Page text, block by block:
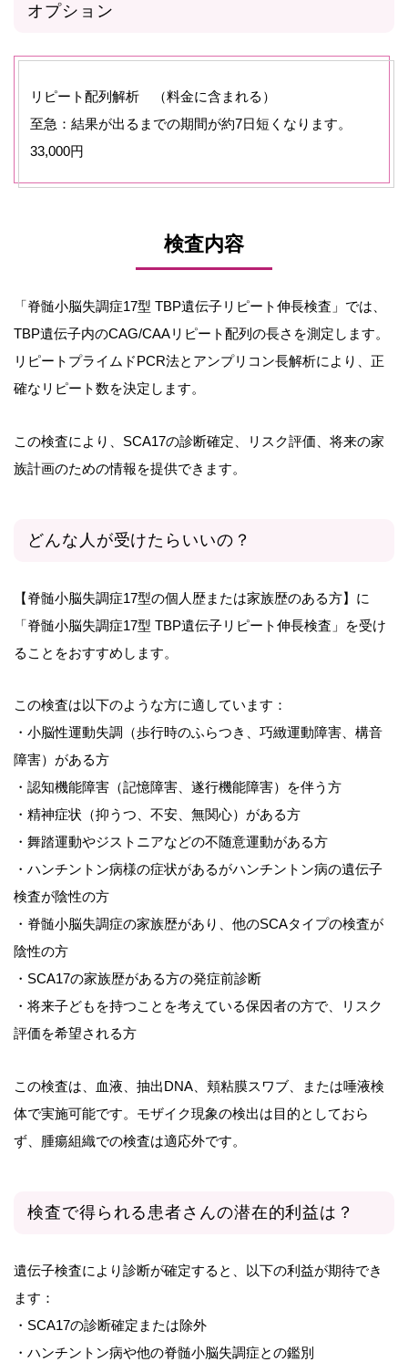
オプション
リピート配列解析 （料金に含まれる）
至急：結果が出るまでの期間が約7日短くなります。
33,000円
検査内容
「脊髄小脳失調症17型 TBP遺伝子リピート伸長検査」では、
TBP遺伝子内のCAG/CAAリピート配列の長さを測定します。
リピートプライムドPCR法とアンプリコン長解析により、正
確なリピート数を決定します。
この検査により、SCA17の診断確定、リスク評価、将来の家
族計画のための情報を提供できます。
どんな人が受けたらいいの？
【脊髄小脳失調症17型の個人歴または家族歴のある方】に
「脊髄小脳失調症17型 TBP遺伝子リピート伸長検査」を受け
ることをおすすめします。
この検査は以下のような方に適しています：
・小脳性運動失調（歩行時のふらつき、巧緻運動障害、構音
障害）がある方
・認知機能障害（記憶障害、遂行機能障害）を伴う方
・精神症状（抑うつ、不安、無関心）がある方
・舞踏運動やジストニアなどの不随意運動がある方
・ハンチントン病様の症状があるがハンチントン病の遺伝子
検査が陰性の方
・脊髄小脳失調症の家族歴があり、他のSCAタイプの検査が
陰性の方
・SCA17の家族歴がある方の発症前診断
・将来子どもを持つことを考えている保因者の方で、リスク
評価を希望される方
この検査は、血液、抽出DNA、頬粘膜スワブ、または唾液検
体で実施可能です。モザイク現象の検出は目的としておら
ず、腫瘍組織での検査は適応外です。
検査で得られる患者さんの潜在的利益は？
遺伝子検査により診断が確定すると、以下の利益が期待でき
ます：
・SCA17の診断確定または除外
・ハンチントン病や他の脊髄小脳失調症との鑑別